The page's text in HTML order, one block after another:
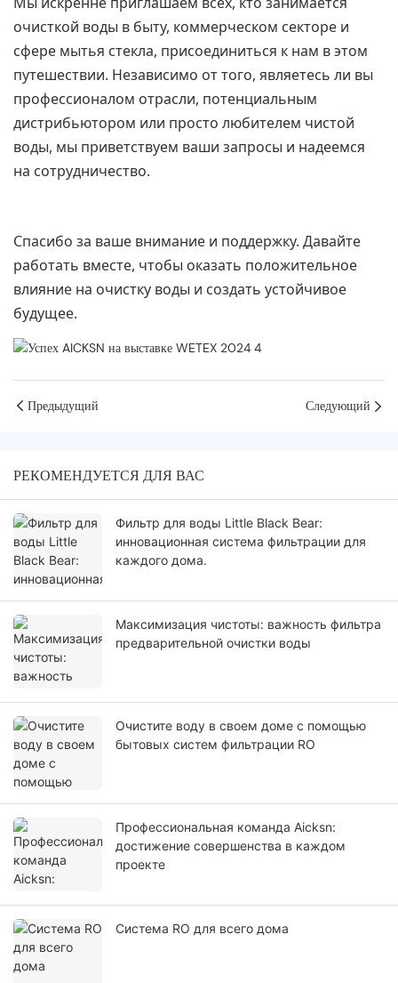
очисткой воды в быту, коммерческом секторе и
сфере мытья стекла, присоединиться к нам в этом
путешествии. Независимо от того, являетесь ли вы
профессионалом отрасли, потенциальным
дистрибьютором или просто любителем чистой
воды, мы приветствуем ваши запросы и надеемся
на сотрудничество.
Спасибо за ваше внимание и поддержку. Давайте
работать вместе, чтобы оказать положительное
влияние на очистку воды и создать устойчивое
будущее.
Предыдущий Следующий
РЕКОМЕНДУЕТСЯ ДЛЯ ВАС
Фильтр для воды Little Black Bear:
инновационная система фильтрации для
каждого дома.
Максимизация чистоты: важность фильтра
предварительной очистки воды
Очистите воду в своем доме с помощью
бытовых систем фильтрации RO
Профессиональная команда Aicksn:
достижение совершенства в каждом
проекте
Система RO для всего дома